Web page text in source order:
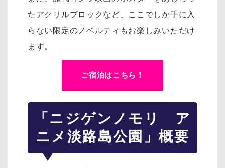
たアクリルブロックなど、ここでしか手に入
らない限定のノベルティもお楽しみいただけ
ます。
ご宿泊はこちら！
「ニジゲンノモリ ア
ニメ淡路島公園」概要